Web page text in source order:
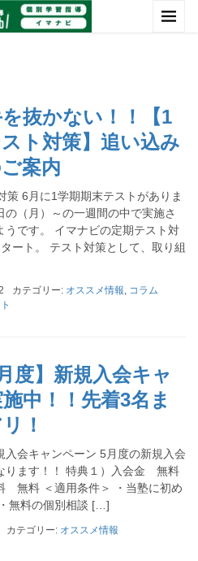
抜かない！！【1
ト対策】追い込み
案内
策 6月に1学期期末テストがありま
の（月）～の一週間の中で実施さ
うです。 イマナビの定期テスト対
ート。 テスト対策として、取り組
カテゴリー: オススメ情報
コラム
度】新規入会キャ
中！！先着3名ま
！
会キャンペーン 5月度の新規入会
ります！！ 特典１）入会金 無料
無料 ＜適用条件＞ ・当塾に初め
無料の個別相談 […]
カテゴリー: オススメ情報